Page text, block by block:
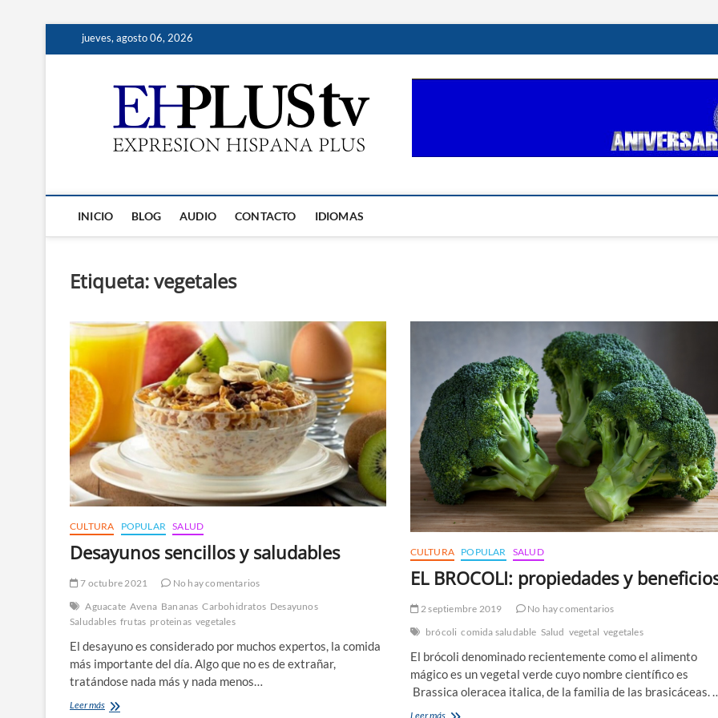
jueves, agosto 06, 2026
INICIO BLOG AUDIO CONTACTO IDIOMAS
Etiqueta:vegetales
CULTURA POPULAR SALUD
Desayunos sencillos y saludables
7 octubre 2021
No hay comentarios
Aguacate Avena Bananas Carbohidratos Desayunos
Saludables frutas proteinas vegetales
El desayuno es considerado por muchos expertos, la comida
más importante del día. Algo que no es de extrañar,
tratándose nada más y nada menos…
Leer másDesayunos
CULTURA POPULAR SALUD
EL BROCOLI: propiedades y
2 septiembre 2019
No hay comentarios
brócoli comida saludable Salud vegetal vegetales
El brócoli denominado recientemente como el alimento
mágico es un vegetal verde cuyo nombre científico es
Brassica oleracea italica, de la familia de las brasicáceas.
Leer másEL